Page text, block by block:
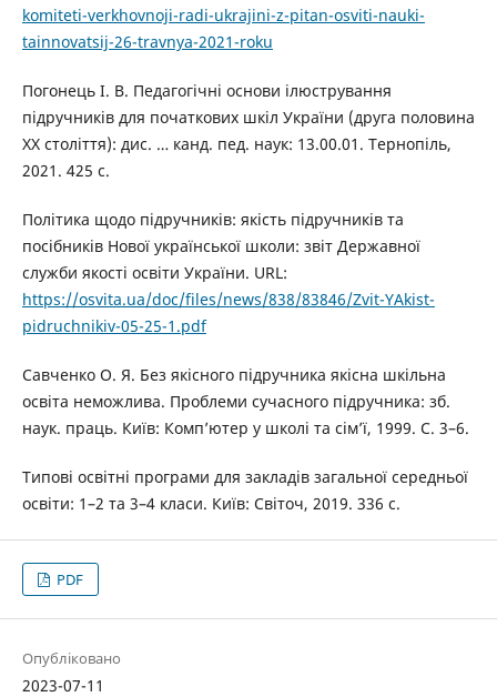
komiteti-verkhovnoji-radi-ukrajini-z-pitan-osviti-nauki-
tainnovatsij-26-travnya-2021-roku
Погонець І. В. Педагогічні основи ілюстрування
підручників для початкових шкіл України (друга половина
ХХ століття): дис. … канд. пед. наук: 13.00.01. Тернопіль,
2021. 425 c.
Політика щодо підручників: якість підручників та
посібників Нової української школи: звіт Державної
служби якості освіти України. URL:
https://osvita.ua/doc/files/news/838/83846/Zvit-YAkist-
pidruchnikiv-05-25-1.pdf
Савченко О. Я. Без якісного підручника якісна шкільна
освіта неможлива. Проблеми сучасного підручника: зб.
наук. праць. Київ: Комп’ютер у школі та сім’ї, 1999. С. 3–6.
Типові освітні програми для закладів загальної середньої
освіти: 1–2 та 3–4 класи. Київ: Світоч, 2019. 336 с.
PDF
Опубліковано
2023-07-11